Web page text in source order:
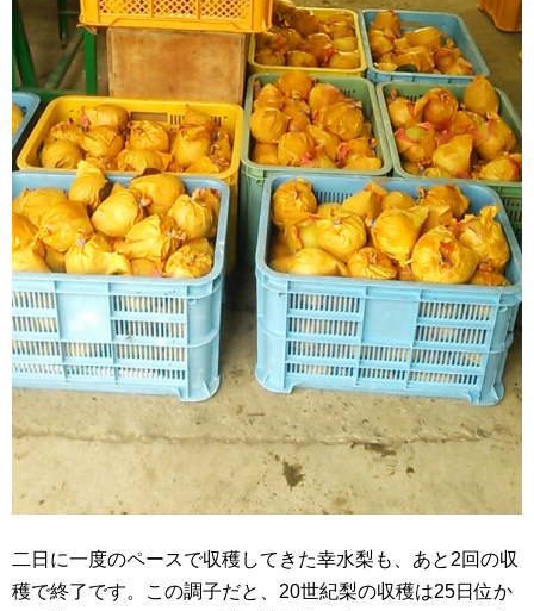
二日に一度のペースで収穫してきた幸水梨も、あと2回の収
穫で終了です。この調子だと、20世紀梨の収穫は25日位か